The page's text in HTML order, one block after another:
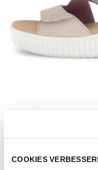
COOKIES